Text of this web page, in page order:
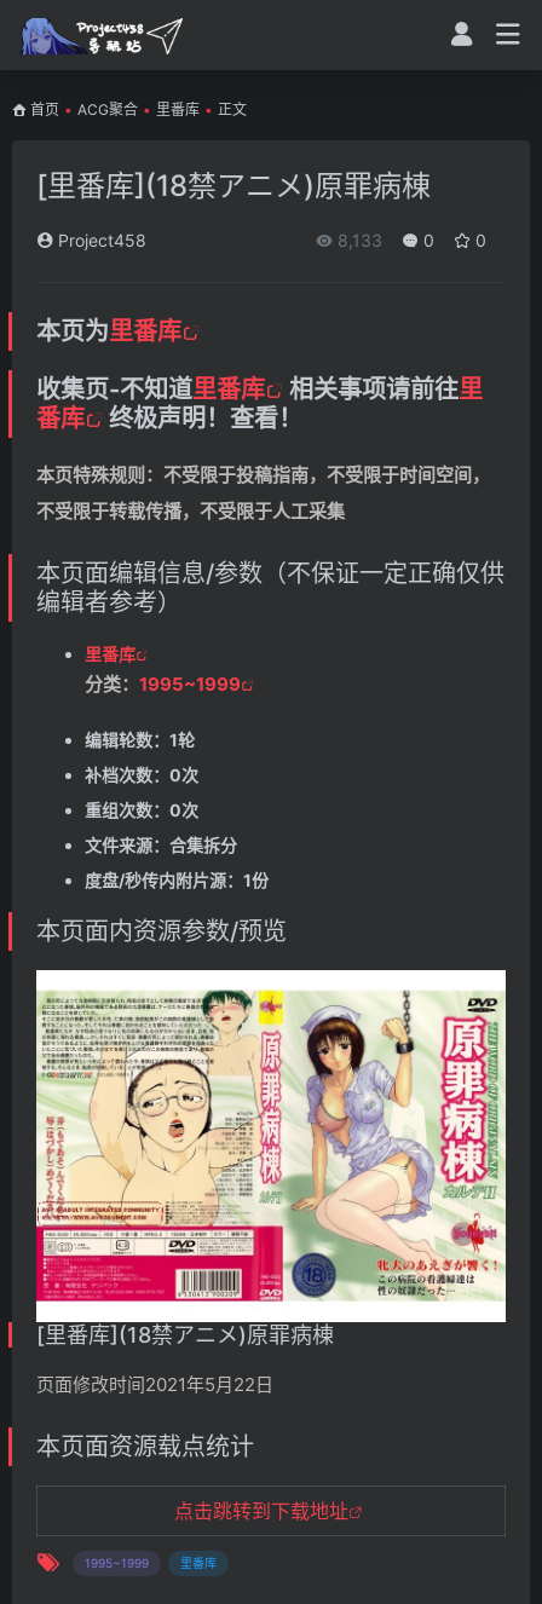
首页 • ACG聚合 • 里番库 • 正文
[里番库](18禁アニメ)原罪病棟
Project458 8,133 0 0
本页为里番库
收集页-不知道里番库 相关事项请前往里
番库
终极声明！查看！
本页特殊规则：不受限于投稿指南，不受限于时间空间，
不受限于转载传播，不受限于人工采集
本页面编辑信息/参数（不保证一定正确仅供
编辑者参考）
里番库
分类： 1995~1999
编辑轮数：1轮
补档次数：0次
重组次数：0次
文件来源：合集拆分
度盘/秒传内附片源：1份
本页面内资源参数/预览
[里番库](18禁アニメ)原罪病棟
页面修改时间2021年5月22日
本页面资源载点统计
点击跳转到下载地址
1995~1999 里番库